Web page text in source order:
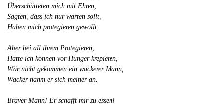
Überschütteten mich mit Ehren,
Sagten, dass ich nur warten sollt,
Haben mich protegieren gewollt.
Aber bei all ihrem Protegieren,
Hätte ich können vor Hunger krepieren,
Wär nicht gekommen ein wackerer Mann,
Wacker nahm er sich meiner an.
Braver Mann! Er schafft mir zu essen!